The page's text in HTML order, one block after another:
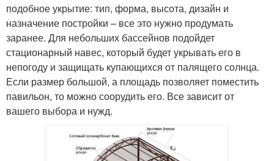
подобное укрытие: тип, форма, высота, дизайн и
назначение постройки – все это нужно продумать
заранее. Для небольших бассейнов подойдет
стационарный навес, который будет укрывать его в
непогоду и защищать купающихся от палящего солнца.
Если размер большой, а площадь позволяет поместить
павильон, то можно соорудить его. Все зависит от
вашего выбора и нужд.